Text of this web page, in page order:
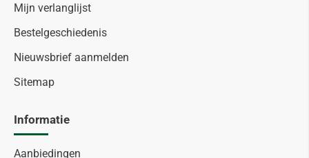
Mijn verlanglijst
Bestelgeschiedenis
Nieuwsbrief aanmelden
Sitemap
Informatie
Aanbiedingen